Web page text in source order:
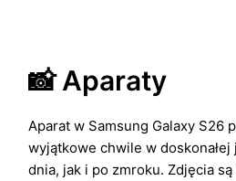
📸 Aparaty
Aparat w Samsung Galaxy S26
wyjątkowe chwile w
dnia, jak i po zmroku. Zdjęcia są